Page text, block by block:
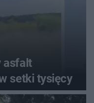
asfalt
setki tysięcy